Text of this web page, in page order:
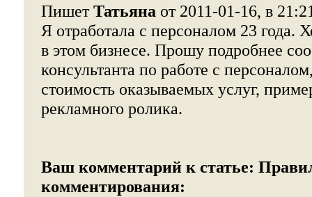
ПишетТатьяна от 2011-01-16, в
Я отработала с персоналом 23 года.
в этом бизнесе. Прошу подробнее
консультанта по работе с
стоимость оказываемых услуг,
рекламного ролика.
Ваш комментарий к статье:
комментирования: